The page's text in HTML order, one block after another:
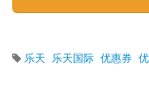
乐天 乐天国际 优惠券